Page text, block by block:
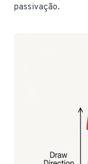
passivação.